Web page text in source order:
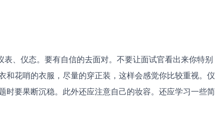
和花哨的衣服，尽量的穿正装，这样会感觉你比较重视。仪
时要果断沉稳。此外还应注意自己的妆容。还应学习一些简